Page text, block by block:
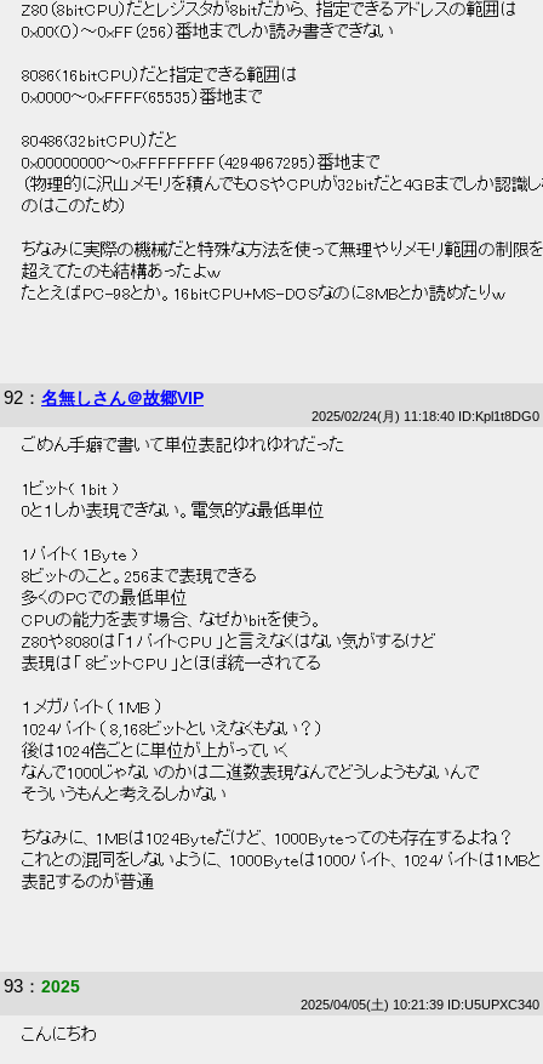
Z80（8bitCPU）だとレジスタが8bitだから、指定できるアドレスの範囲は
0x00(０）～0xFF（256）番地までしか読み書きできない
8086(16bitCPU）だと指定できる範囲は
0x0000～0xFFFF(65535）番地まで
80486(32bitCPU）だと
0x00000000～0xFFFFFFFF（4294967295）番地まで
（物理的に沢山メモリを積んでもOSやCPUが32bitだと4GBまでしか認識
のはこのため）
ちなみに実際の機械だと特殊な方法を使って無理やりメモリ範囲の制限
超えてたのも結構あったよｗ
たとえばPC-98とか。16bitCPU+MS-DOSなのに8MBとか読めたりｗ
92 ： 名無しさん＠故郷VIP
2025/02/24(月) 11:18:40 ID:Kpl1t8DG0
ごめん手癖で書いて単位表記ゆれゆれだった
1ビット( 1bit )
0と１しか表現できない。電気的な最低単位
1バイト( 1Byte )
8ビットのこと。256まで表現できる
多くのPCでの最低単位
CPUの能力を表す場合、なぜかbitを使う。
Z80や8080は「１バイトCPU 」と言えなくはない気がするけど
表現は「 8ビットCPU 」とほぼ統一されてる
１メガバイト（ 1MB ）
1024バイト（ 8,168ビットといえなくもない？）
後は1024倍ごとに単位が上がっていく
なんで1000じゃないのかは二進数表現なんでどうしようもないんで
そういうもんと考えるしかない
ちなみに、1MBは1024Byteだけど、1000Byteってのも存在するよね？
これとの混同をしないように、1000Byteは1000バイト、1024バイトは1MB
表記するのが普通
93 ： 2025
2025/04/05(土) 10:21:39 ID:U5UPXC340
こんにちわ